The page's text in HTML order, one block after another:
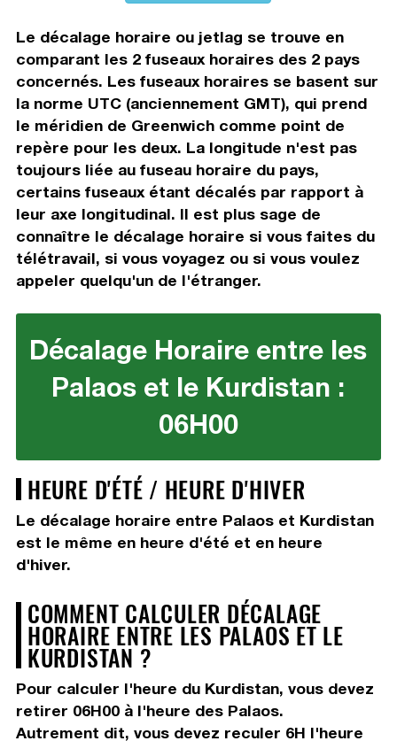
Le décalage horaire ou jetlag se trouve en
comparant les 2 fuseaux horaires des 2 pays
concernés. Les fuseaux horaires se basent sur
la norme UTC (anciennement GMT), qui prend
le méridien de Greenwich comme point de
repère pour les deux. La longitude n'est pas
toujours liée au fuseau horaire du pays,
certains fuseaux étant décalés par rapport à
leur axe longitudinal. Il est plus sage de
connaître le décalage horaire si vous faites du
télétravail, si vous voyagez ou si vous voulez
appeler quelqu'un de l'étranger.
Décalage Horaire entre les
Palaos et le Kurdistan :
06H00
HEURE D'ÉTÉ / HEURE D'HIVER
Le décalage horaire entre Palaos et Kurdistan
est le même en heure d'été et en heure
d'hiver.
COMMENT CALCULER DÉCALAGE
HORAIRE ENTRE LES PALAOS ET LE
KURDISTAN ?
Pour calculer l'heure du Kurdistan, vous devez
retirer 06H00à l'heure des Palaos.
Autrement dit, vous devez reculer 6H l'heure